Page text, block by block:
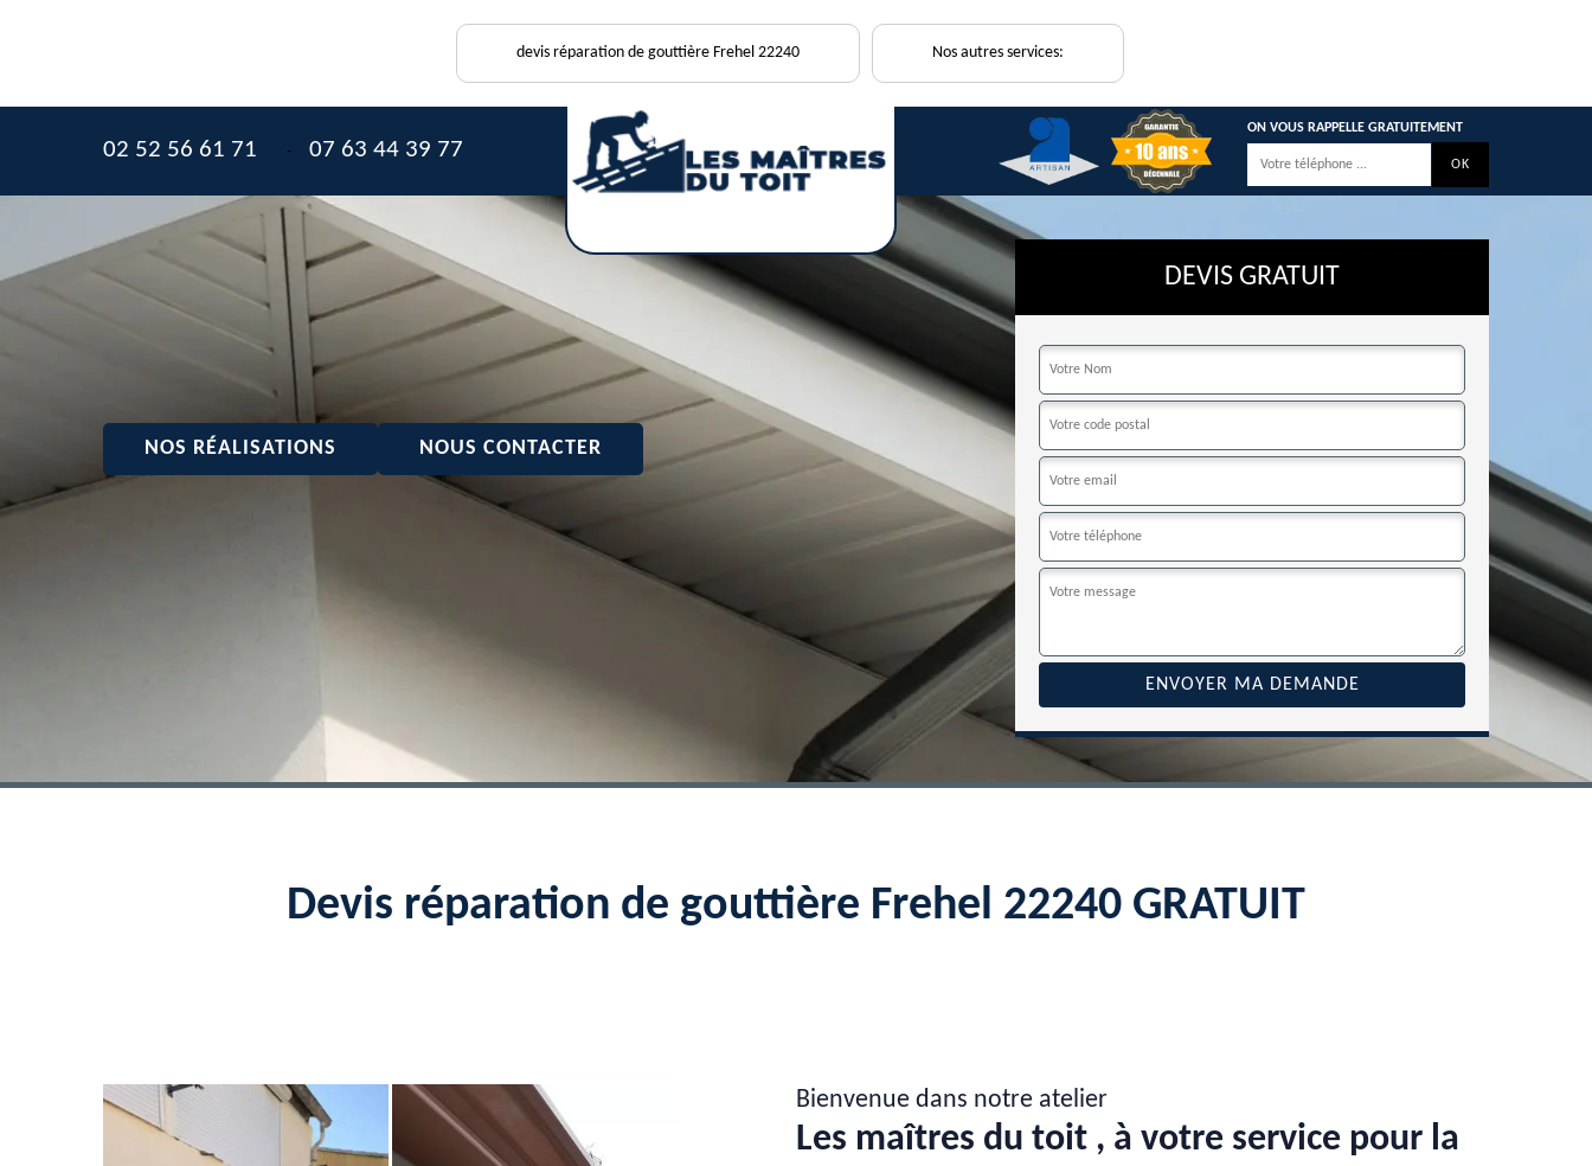
devis réparation de gouttière Frehel 22240 Nos autres services:
02 52 56 61 71 - 07 63 44 39 77
ON VOUS RAPPELLE GRATUITEMENT
NOS RÉALISATIONS NOUS CONTACTER
DEVIS GRATUIT
Devis réparation de gouttière Frehel 22240 GRATUIT
Bienvenue dans notre atelier
Les maîtres du toit , à votre service pour la